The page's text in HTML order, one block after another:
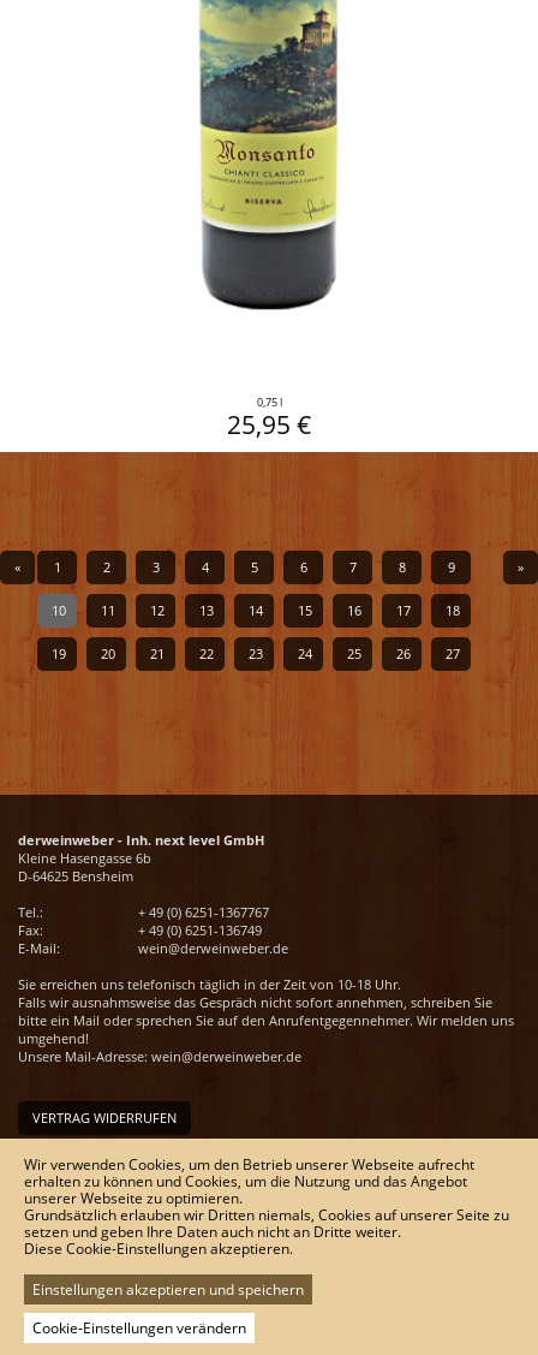
0,75 l
25,95 €
« 1 2 3 4 5 6 7 8 9
10 11 12 13 14 15 16 17 18
19 20 21 22 23 24 25 26 27
»
derweinweber - Inh. next level GmbH
Kleine Hasengasse 6b
D-64625 Bensheim
Tel.:
+ 49 (0) 6251-1367767
Fax:
+ 49 (0) 6251-136749
E-Mail:
wein@derweinweber.de
Sie erreichen uns telefonisch täglich in der Zeit von 10-18 Uhr.
Falls wir ausnahmsweise das Gespräch nicht sofort annehmen, schreiben Sie
bitte ein Mail oder sprechen Sie auf den Anrufentgegennehmer. Wir melden uns
umgehend!
Unsere Mail-Adresse: wein@derweinweber.de
VERTRAG WIDERRUFEN
Unser Service
Versandkosten
Kontakt
Zahlungsmöglichkeiten
Rückgabe & Widerrufsrecht
Impressum
AGB
Datenschutz
Sitemap
Wir verwenden Cookies, um den Betrieb unserer Webseite aufrecht
erhalten zu können und Cookies, um die Nutzung und das Angebot
unserer Webseite zu optimieren.
Grundsätzlich erlauben wir Dritten niemals, Cookies auf unserer Seite zu
setzen und geben Ihre Daten auch nicht an Dritte weiter.
Diese Cookie-Einstellungen akzeptieren.
Einstellungen akzeptieren und speichern
Cookie-Einstellungen verändern